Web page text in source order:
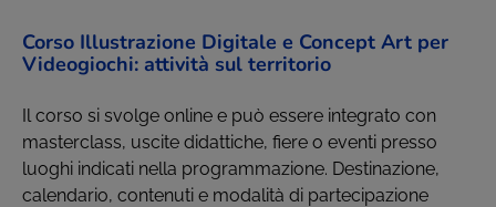
Corso Illustrazione Digitale e Concept Art per
Videogiochi: attività sul territorio
Il corso si svolge online e può essere integrato con
masterclass, uscite didattiche, fiere o eventi presso
luoghi indicati nella programmazione. Destinazione,
calendario, contenuti e modalità di partecipazione